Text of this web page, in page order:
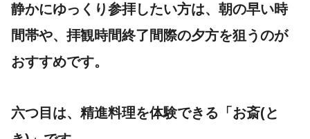
静かにゆっくり参拝したい方は、朝の早い時
間帯や、拝観時間終了間際の夕方を狙うのが
おすすめです。
六つ目は、精進料理を体験できる「お斎(と